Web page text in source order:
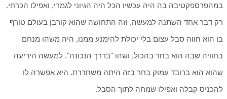
במהפרספקטיבה בה היה עכשיו הכל היה הגיוני לגמרי, ואפילו הכרחי.
רק דבר אחד השתנה למעשה, וזה התחושה שהוא קורבן בעולם טורף
בו הוא חווה סבל עצום בלי יכולת להימנע ממנו, היה משהו מנחם
בחוויה שבה הוא בחר בהכול, ושהו "בדרך הנכונה". למעשה הידיעה
שהוא הוא ברובד עמוק בחר בזה היתה משחררת. היא אפשרה לו
להכניס קבלה ואפילו שמחה לתוך הסבל.